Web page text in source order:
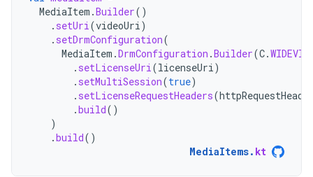
MediaItem .Builder()
. setUri(videoUri)
. setDrmConfiguration(
MediaItem .DrmConfiguration .Builder(C.
. setLicenseUri(licenseUri)
. setMultiSession(true)
. setLicenseRequestHeaders(
.build()
)
.build()
MediaItems. kt